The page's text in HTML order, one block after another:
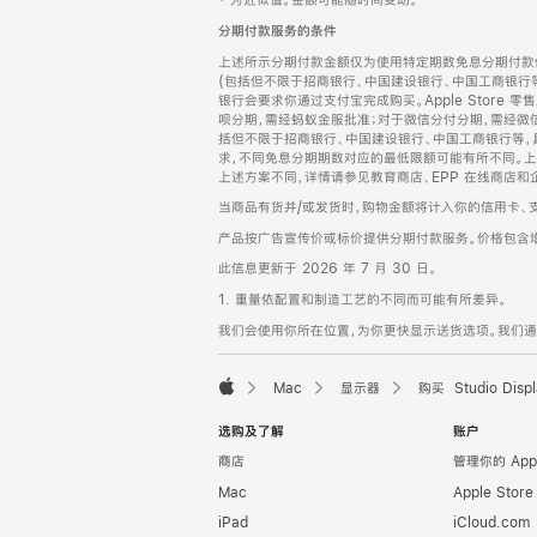
页
脚
注
分期付款服务的条件
上述所示分期付款金额仅为使用特定期数免息分期付
(包括但不限于招商银行、中国建设银行、中国工商银
银行会要求你通过支付宝完成购买。Apple Store 零
呗分期，需经蚂蚁金服批准；对于微信分付分期，需经
括但不限于招商银行、中国建设银行、中国工商银行等
求，不同免息分期期数对应的最低限额可能有所不同
上述方案不同，详情请参见教育商店、EPP 在线商店
当商品有货并/或发货时，购物金额将计入你的信用卡
产品按广告宣传价或标价提供分期付款服务。价格包含
此信息更新于 2026 年 7 月 30 日。
1. 重量依配置和制造工艺的不同而可能有所差异。
我们会使用你所在位置，为你更快显示送货选项。我
Mac 显示器 购买 Studio
选购及了解
商店
Mac
iPad
账户
管理你的
Apple Store
iCloud.com